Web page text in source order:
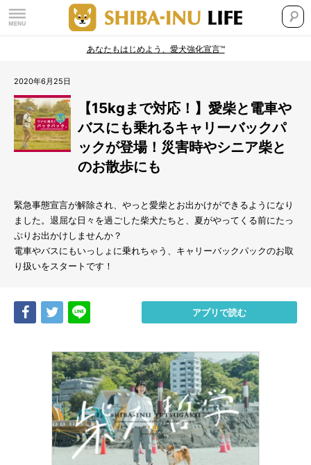
あなたもはじめよう、愛犬強化宣言™
2020年6月25日
【15kgまで対応！】愛柴と電車や
バスにも乗れるキャリーバックパ
ックが登場！災害時やシニア柴と
のお散歩にも
緊急事態宣言が解除され、やっと愛柴とお出かけができるようになり
ました。退屈な日々を過ごした柴犬たちと、夏がやってくる前にたっ
ぷりお出かけしませんか？
電車やバスにもいっしょに乗れちゃう、キャリーバックパックのお取
り扱いをスタートです！
Share Tweet アプリで読む